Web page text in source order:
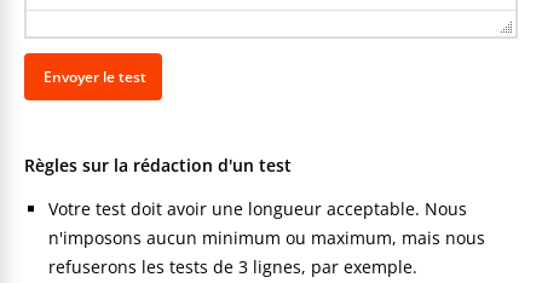
Règles sur la rédaction d'un test
Votre test doit avoir une longueur acceptable. Nous
n'imposons aucun minimum ou maximum, mais nous
refuserons les tests de 3 lignes, par exemple.